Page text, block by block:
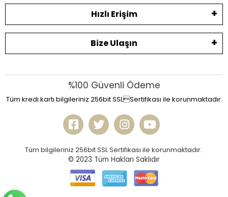
Hızlı Erişim
Bize Ulaşın
%100 Güvenli Ödeme
Tüm kredi kartı bilgileriniz 256bit SSLSertifikası ile korunmaktadır.
Tüm bilgileriniz 256bit SSL Sertifikası ile korunmaktadır.
© 2023 Tüm Hakları Saklıdır